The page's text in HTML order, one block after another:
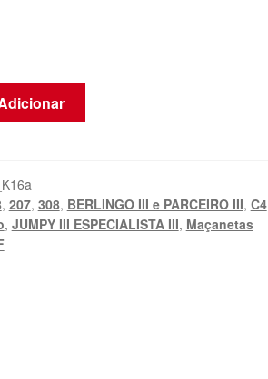
, 207, 308, BERLINGO III e PARCEIRO III, C4
, JUMPY III ESPECIALISTA III, Maçanetas